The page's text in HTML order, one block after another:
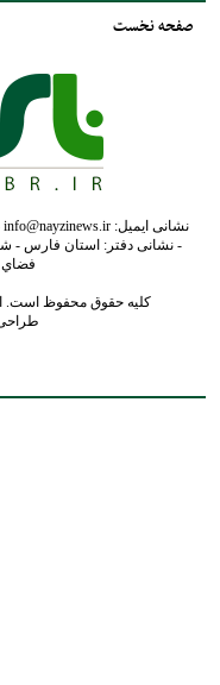
صفحه نخست
- نشانی دفتر: استان فارس -
فضاي
کلیه حقوق محفوظ است.